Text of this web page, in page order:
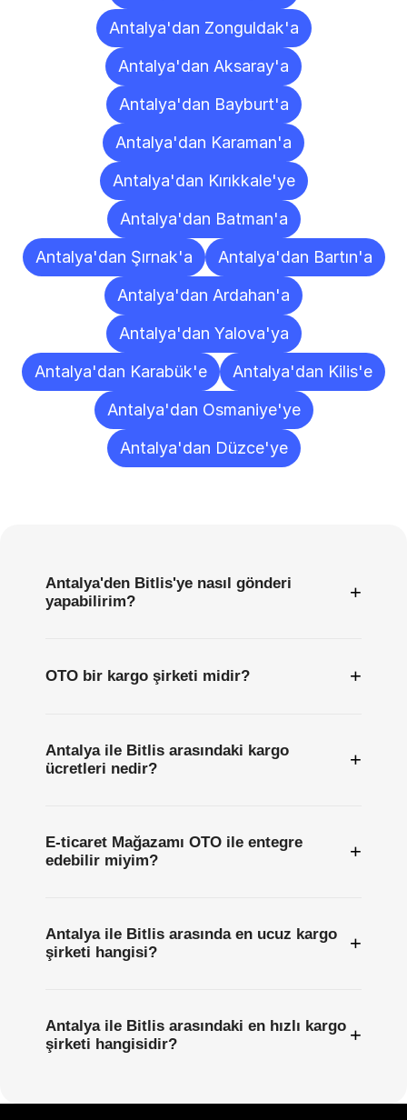
Antalya'dan Zonguldak'a
Antalya'dan Aksaray'a
Antalya'dan Bayburt'a
Antalya'dan Karaman'a
Antalya'dan Kırıkkale'ye
Antalya'dan Batman'a
Antalya'dan Şırnak'a
Antalya'dan Bartın'a
Antalya'dan Ardahan'a
Antalya'dan Yalova'ya
Antalya'dan Karabük'e
Antalya'dan Kilis'e
Antalya'dan Osmaniye'ye
Antalya'dan Düzce'ye
Antalya'den Bitlis'ye nasıl gönderi
yapabilirim?
+
OTO bir kargo şirketi midir? +
Antalya ile Bitlis arasındaki kargo
ücretleri nedir?
+
E-ticaret Mağazamı OTO ile entegre
edebilir miyim?
+
Antalya ile Bitlis arasında en ucuz kargo
şirketi hangisi?
+
Antalya ile Bitlis arasındaki en hızlı kargo
şirketi hangisidir?
+